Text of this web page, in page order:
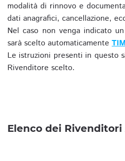
modalità di rinnovo e
dati anagrafici, cancellazione,
Nel caso non venga indicato
sarà scelto automaticamente
Le istruzioni presenti in questo
Rivenditore scelto.
Elenco dei